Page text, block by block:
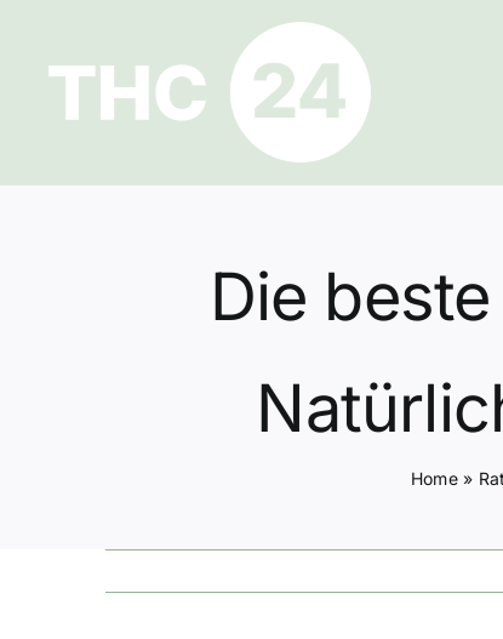
springen
Die
Home»